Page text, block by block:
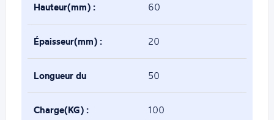
Hauteur(mm) : 60
Épaisseur(mm) : 20
Longueur du
boulon(mm) :
50
Charge(KG) : 100